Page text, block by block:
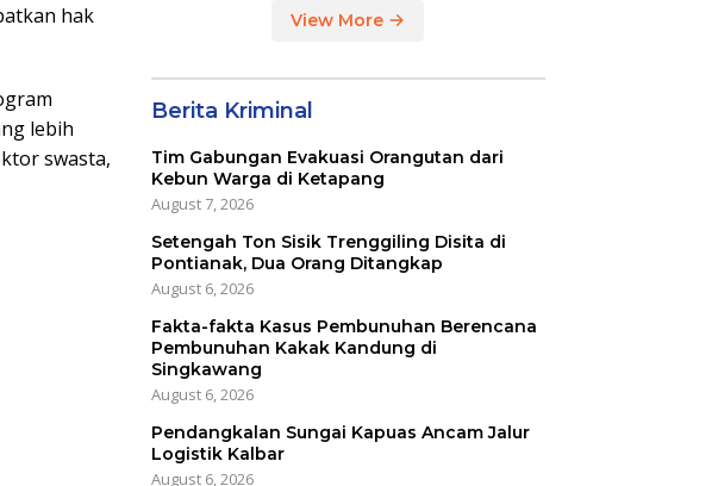
hak
lebih
swasta,
View More
Berita Kriminal
Tim Gabungan Evakuasi Orangutan dari
Kebun Warga di Ketapang
August 7, 2026
Setengah Ton Sisik Trenggiling Disita di
Pontianak, Dua Orang Ditangkap
August 6, 2026
Fakta-fakta Kasus Pembunuhan Berencana
Pembunuhan Kakak Kandung di
Singkawang
August 6, 2026
Pendangkalan Sungai Kapuas Ancam Jalur
Logistik Kalbar
August 6, 2026